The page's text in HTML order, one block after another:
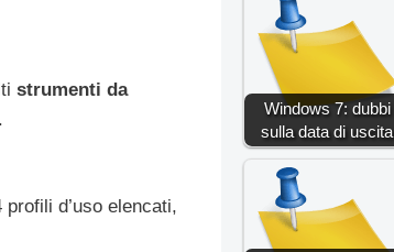
strumenti da
d’uso elencati,
Windows 7: dubbi
sulla data di uscita